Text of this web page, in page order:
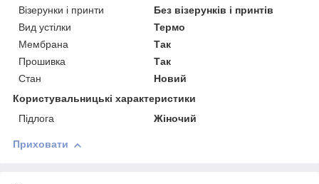
Візерунки і принти
Без візерунків і принтів
Вид устілки
Термо
Мембрана
Так
Прошивка
Так
Стан
Новий
Користувальницькі характеристики
Підлога
Жіночий
Приховати